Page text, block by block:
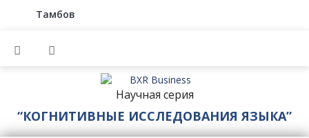
Тамбов
Научная серия
“КОГНИТИВНЫЕ ИССЛЕДОВАНИЯ ЯЗЫКА”